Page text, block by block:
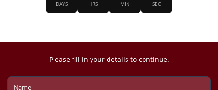
DAYS HRS MIN SEC
Please fill in your details to continue.